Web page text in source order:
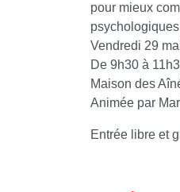
pour mieux
Vendredi 29
De 9h30 à
Maison des
Animée par
Entrée libre et